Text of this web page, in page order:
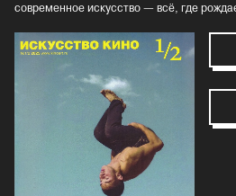
современное искусство — всё, где